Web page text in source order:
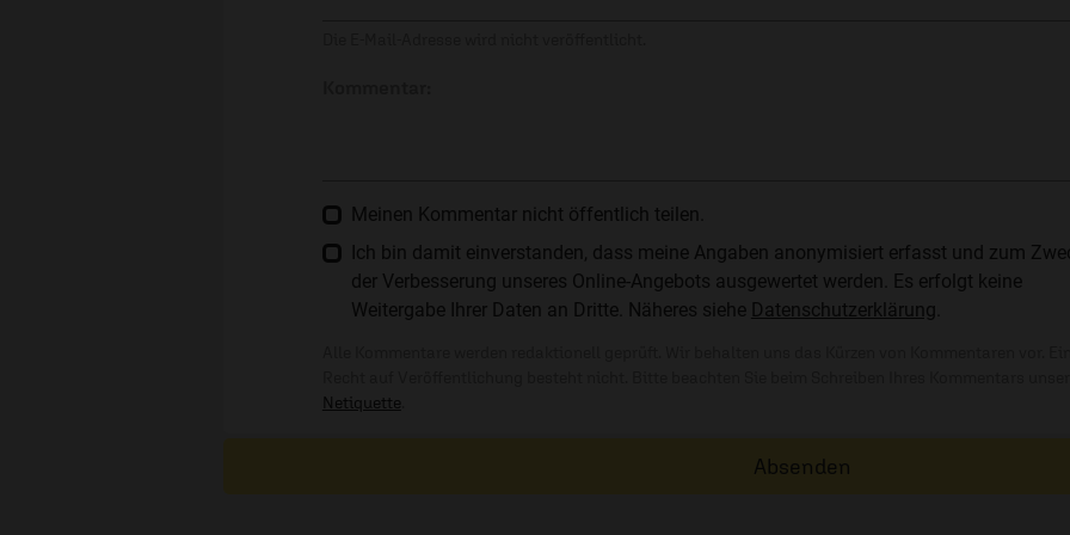
Meinen Kommentar nicht öffentlich teilen.
Ich bin damit einverstanden, dass meine Angaben anonymisiert erfasst und zum
der Verbesserung unseres Online-Angebots ausgewertet werden. Es erfolgt keine
Weitergabe Ihrer Daten an Dritte. Näheres siehe Datenschutzerklärung
Netiquette
Absenden